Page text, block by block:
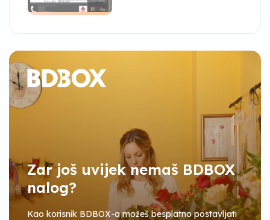
Zar još uvijek nemaš BDBOX
nalog?
Kao korisnik BDBOX-a možeš besplatno postavljati